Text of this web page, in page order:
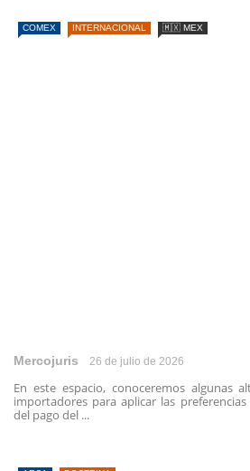
COMEX INTERNACIONAL 🇲🇽 MEX
Mercojuris 26 de julio de 2026
En este espacio, conoceremos algunas
importadores para aplicar las
del pago del ...